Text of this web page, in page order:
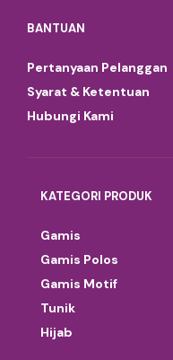
BANTUAN
Pertanyaan Pelanggan
Syarat & Ketentuan
Hubungi Kami
KATEGORI PRODUK
Gamis
Gamis Polos
Gamis Motif
Tunik
Hijab